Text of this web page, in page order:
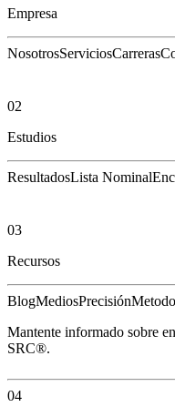
Empresa
NosotrosServiciosCarreras
02
Estudios
ResultadosLista Nominal
03
Recursos
BlogMediosPrecisión
Mantente informado sobre
SRC®.
04